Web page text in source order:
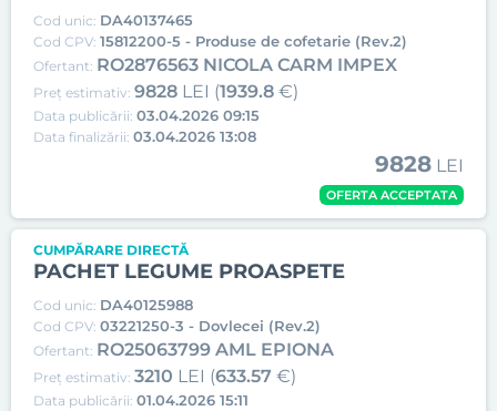
Cod unic: DA40137465
Cod CPV: 15812200-5 - Produse de cofetarie (Rev.2)
Ofertant: RO2876563 NICOLA CARM IMPEX
Preț estimativ: 9828 LEI (1939.8 €)
Data publicării: 03.04.2026 09:15
Data finalizării: 03.04.2026 13:08
9828 LEI
OFERTA ACCEPTATA
CUMPĂRARE DIRECTĂ
PACHET LEGUME PROASPETE
Cod unic: DA40125988
Cod CPV: 03221250-3 - Dovlecei (Rev.2)
Ofertant: RO25063799 AML EPIONA
Preț estimativ: 3210 LEI (633.57 €)
Data publicării: 01.04.2026 15:11